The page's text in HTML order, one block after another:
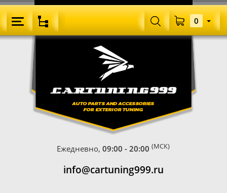
Ежедневно,09:00 - 20:00 (МСК)
info@cartuning999.ru
0